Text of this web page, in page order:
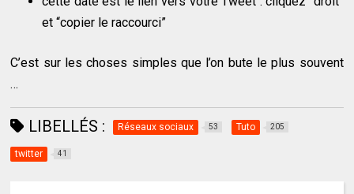
et “copier le raccourci”
C’est sur les choses simples que l’on bute le plus souvent
…
LIBELLÉS : Réseaux sociaux 53 Tuto 205
twitter 41